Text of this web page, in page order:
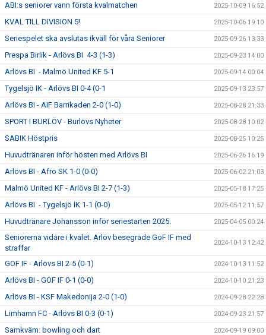
ABI:s seniorer vann första kvalmatchen 2025-10-09 16:52
KVAL TILL DIVISION 5! 2025-10-06 19:10
Seriespelet ska avslutas ikväll för våra Seniorer 2025-09-26 13:33
Prespa Birlik - Arlövs BI 4-3 (1-3) 2025-09-23 14:00
Arlövs BI - Malmö United KF 5-1 2025-09-14 00:04
Tygelsjö IK - Arlövs BI 0-4 (0-1 2025-09-13 23:57
Arlövs BI - AIF Barrikaden 2-0 (1-0) 2025-08-28 21:33
SPORT I BURLÖV - Burlövs Nyheter 2025-08-28 10:02
SABIK Höstpris 2025-08-25 10:25
Huvudtränaren inför hösten med Arlövs BI 2025-06-26 16:19
Arlövs BI - Afro SK 1-0 (0-0) 2025-06-02 21:03
Malmö United KF - Arlövs BI 2-7 (1-3) 2025-05-18 17:25
Arlövs BI - Tygelsjö IK 1-1 (0-0) 2025-05-12 11:57
Huvudtränare Johansson inför seriestarten 2025. 2025-04-05 00:24
Seniorerna vidare i kvalet. Arlöv besegrade GoF IF med
straffar
2024-10-13 12:42
GOF IF - Arlövs BI 2-5 (0-1) 2024-10-13 11:52
Arlövs BI - GOF IF 0-1 (0-0) 2024-10-10 21:23
Arlövs BI - KSF Makedonija 2-0 (1-0) 2024-09-28 22:28
Limhamn FC - Arlövs BI 0-3 (0-1) 2024-09-23 21:57
Samkväm: bowling och dart 2024-09-19 09:00